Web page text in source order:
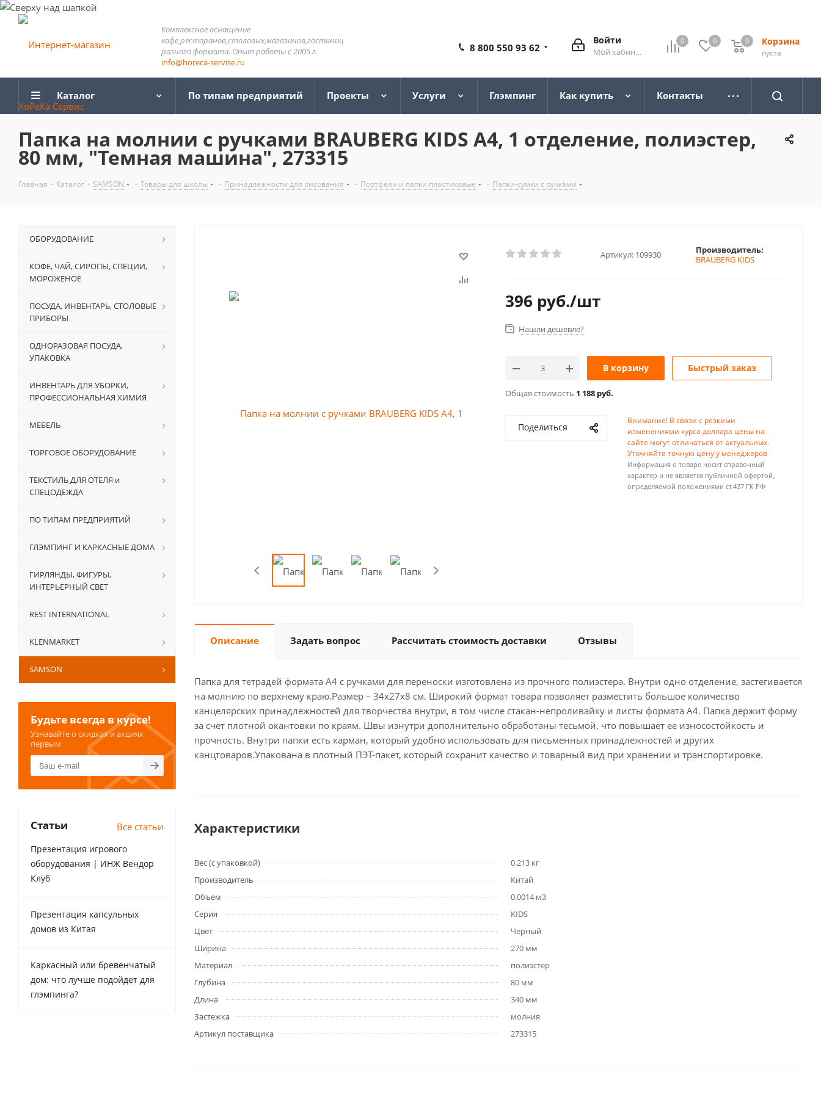
Комплексное оснащение
кафе,ресторанов,столовых,магазинов,гостиниц
разного формата. Опыт работы с 2005 г.
info@horeca-servise.ru
0 0 Корзина
0
пуста
0
Войти
Мой кабинет
8 800 550 93 62
Каталог По типам предприятий Проекты Услуги Глэмпинг Как купить Контакты
Папка на молнии с ручками BRAUBERG KIDS А4, 1 отделение, полиэстер,
80 мм, "Темная машина", 273315
Главная - Каталог - SAMSON - Товары для школы - Принадлежности для рисования - Портфели и папки пластиковые - Папки-сумки с ручками
Артикул: 109930
Производитель:
BRAUBERG KIDS
396 руб./шт
Нашли дешевле?
В корзину Быстрый заказ
Общая стоимость 1 188 руб.
Поделиться
Внимание! В связи с резкими
изменениями курса доллара цены на
сайте могут отличаться от актуальных.
Уточняйте точную цену у менеджеров
Информация о товаре носит справочный
характер и не является публичной офертой,
определяемой положениями ст.437 ГК РФ
Описание Задать вопрос Рассчитать стоимость доставки Отзывы
Папка для тетрадей формата А4 с ручками для переноски изготовлена из прочного полиэстера. Внутри одно отделение, застегивается
на молнию по верхнему краю.Размер – 34х27х8 см. Широкий формат товара позволяет разместить большое количество
канцелярских принадлежностей для творчества внутри, в том числе стакан-непроливайку и листы формата А4. Папка держит форму
за счет плотной окантовки по краям. Швы изнутри дополнительно обработаны тесьмой, что повышает ее износостойкость и
прочность. Внутри папки есть карман, который удобно использовать для письменных принадлежностей и других
канцтоваров.Упакована в плотный ПЭТ-пакет, который сохранит качество и товарный вид при хранении и транспортировке.
Характеристики
Вес (с упаковкой)
0.213 кг
Производитель
Китай
Объем
0.0014 м3
Серия
KIDS
Цвет
Черный
Ширина
270 мм
Материал
полиэстер
Глубина
80 мм
Длина
340 мм
Застежка
молния
Артикул поставщика
273315
ОБОРУДОВАНИЕ
КОФЕ, ЧАЙ, СИРОПЫ, СПЕЦИИ,
МОРОЖЕНОЕ
ПОСУДА, ИНВЕНТАРЬ, СТОЛОВЫЕ
ПРИБОРЫ
ОДНОРАЗОВАЯ ПОСУДА,
УПАКОВКА
ИНВЕНТАРЬ ДЛЯ УБОРКИ,
ПРОФЕССИОНАЛЬНАЯ ХИМИЯ
МЕБЕЛЬ
ТОРГОВОЕ ОБОРУДОВАНИЕ
ТЕКСТИЛЬ ДЛЯ ОТЕЛЯ и
СПЕЦОДЕЖДА
ПО ТИПАМ ПРЕДПРИЯТИЙ
ГЛЭМПИНГ И КАРКАСНЫЕ ДОМА
ГИРЛЯНДЫ, ФИГУРЫ,
ИНТЕРЬЕРНЫЙ СВЕТ
REST INTERNATIONAL
KLENMARKET
SAMSON
Будьте всегда в курсе!
Узнавайте о скидках и акциях
первым
Статьи Все статьи
Презентация игрового
оборудования | ИНЖ Вендор
Клуб
Презентация капсульных
домов из Китая
Каркасный или бревенчатый
дом: что лучше подойдет для
глэмпинга?